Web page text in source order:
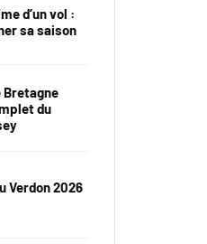
d’un vol :
sa saison
Bretagne
du
Verdon 2026